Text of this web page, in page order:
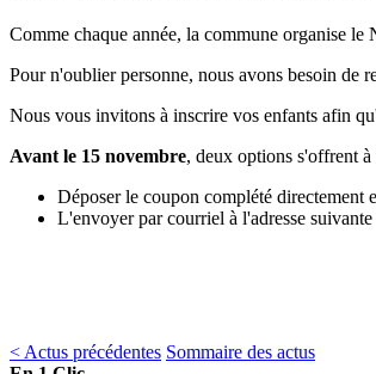
Comme chaque année, la commune organise le
Pour n'oublier personne, nous avons besoin de
Nous vous invitons à inscrire vos enfants afin
Avant le 15 novembre, deux options s'offrent à
Déposer le coupon complété directement
L'envoyer par courriel à l'adresse suivante
< Actus précédentes Sommaire des actus